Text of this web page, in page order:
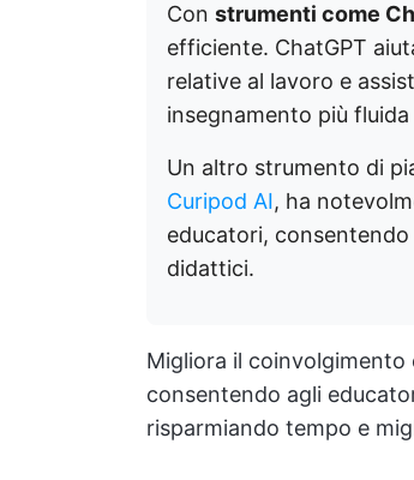
Con strumenti come
efficiente. ChatGPT
relative al lavoro e
insegnamento più
Un altro strumento di
Curipod AI, ha
educatori,
didattici.
Migliora il coinvolgimento
consentendo agli
risparmiando tempo e